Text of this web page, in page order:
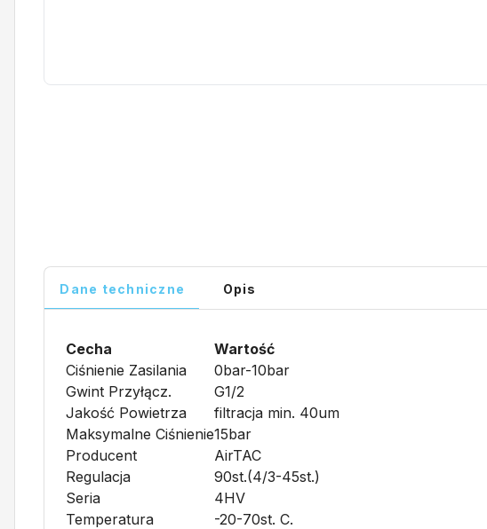
Dane techniczne Opis
Cecha
Wartość
Ciśnienie Zasilania
0bar-10bar
Gwint Przyłącz.
G1/2
Jakość Powietrza
filtracja min. 40um
Maksymalne Ciśnienie15bar
Producent
AirTAC
Regulacja
90st.(4/3-45st.)
Seria
4HV
Temperatura
-20-70st. C.